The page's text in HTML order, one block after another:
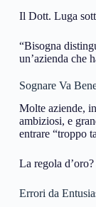
Il Dott. Luga
“Bisogna
un’azienda che
Sognare Va
Molte aziende,
ambiziosi, e
entrare “troppo
La regola
Errori da